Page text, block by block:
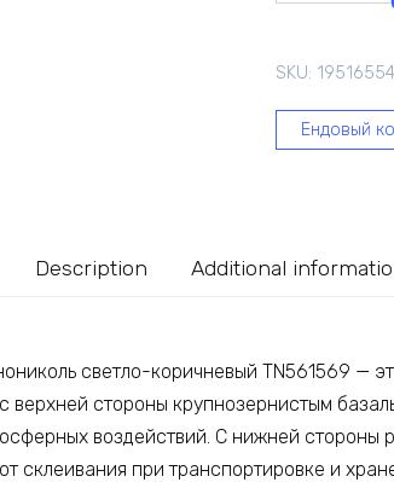
коричневый
TN561569
quantity
SKU: 19516554
Ендовый
Description Additional
светло-коричневый TN561569 —
верхней стороны крупнозернистым
воздействий. С нижней
склеивания при транспортировке и